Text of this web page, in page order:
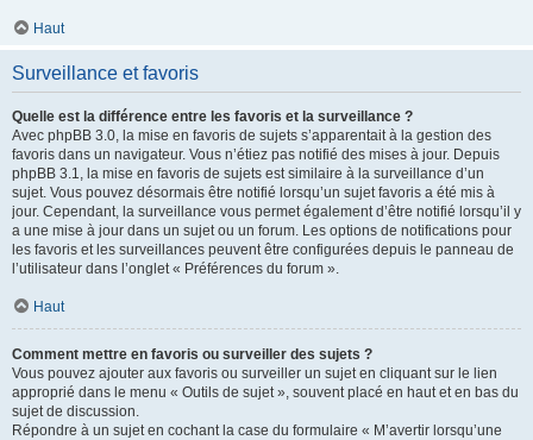
Haut
Surveillance et favoris
Quelle est la différence entre les favoris et la surveillance ?
Avec phpBB 3.0, la mise en favoris de sujets s’apparentait à la gestion des
favoris dans un navigateur. Vous n’étiez pas notifié des mises à jour. Depuis
phpBB 3.1, la mise en favoris de sujets est similaire à la surveillance d’un
sujet. Vous pouvez désormais être notifié lorsqu’un sujet favoris a été mis à
jour. Cependant, la surveillance vous permet également d’être notifié lorsqu’il y
a une mise à jour dans un sujet ou un forum. Les options de notifications pour
les favoris et les surveillances peuvent être configurées depuis le panneau de
l’utilisateur dans l’onglet « Préférences du forum ».
Haut
Comment mettre en favoris ou surveiller des sujets ?
Vous pouvez ajouter aux favoris ou surveiller un sujet en cliquant sur le lien
approprié dans le menu « Outils de sujet », souvent placé en haut et en bas du
sujet de discussion.
Répondre à un sujet en cochant la case du formulaire « M’avertir lorsqu’une